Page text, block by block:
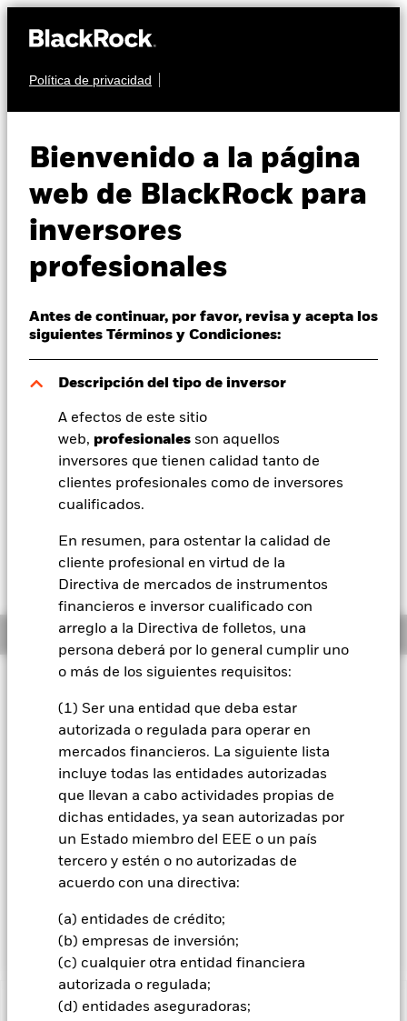
Política de privacidad
Bienvenido a la página
web de BlackRock para
inversores
profesionales
Antes de continuar, por favor, revisa y acepta los
siguientes Términos y Condiciones:
Descripción del tipo de inversor
A efectos de este sitio
web, profesionales son aquellos
inversores que tienen calidad tanto de
clientes profesionales como de inversores
cualificados.
En resumen, para ostentar la calidad de
cliente profesional en virtud de la
Directiva de mercados de instrumentos
financieros e inversor cualificado con
arreglo a la Directiva de folletos, una
persona deberá por lo general cumplir uno
o más de los siguientes requisitos:
(1) Ser una entidad que deba estar
autorizada o regulada para operar en
mercados financieros. La siguiente lista
incluye todas las entidades autorizadas
que llevan a cabo actividades propias de
dichas entidades, ya sean autorizadas por
un Estado miembro del EEE o un país
tercero y estén o no autorizadas de
acuerdo con una directiva:
(a) entidades de crédito;
(b) empresas de inversión;
(c) cualquier otra entidad financiera
autorizada o regulada;
(d) entidades aseguradoras;
Perspectivas
Visión de mercado
Educación
Profesionales
España
Change location
BlackRock
iShares
Nuestra compañía
A-Share
Opportunities Fund
USD 15,31
Variación del valor liquidativo a 07 ago 2026
USD 0,29 (1,93%)
Morningstar Rating
Información general
Filosofía de inversión
El Fondo tiene por objetivo maximizar la rentabilidad de su
inversión a través de una combinación de crecimiento del
capital y rendimientos de los activos del Fondo. El Fondo
renta variable (como acciones) de empresas domiciliadas o
que desarrollen una parte predominante de su actividad
económica en la República Popular China. El Fondo invertirá
únicamente en mercados de renta variable chinos onshore
(denominados “Acciones A”), por lo que se excluyen Hong
Taiwán. El Fondo podrá invertir en los mercados de renta
Kong Stock Connect y Shenzhen-Hong Kong Stock Connect.
INFORMACIÓN IMPORTANTE: Capital en Riesgo.